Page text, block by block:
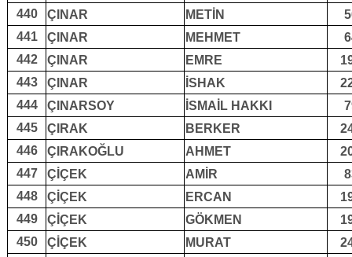
440 ÇINAR METİN
441
ÇINAR MEHMET
442
ÇINAR EMRE
443
ÇINAR İSHAK
444
ÇINARSOY İSMAİL HAKKI
445
ÇIRAK BERKER
446
ÇIRAKOĞLU AHMET
447
ÇİÇEK AMİR
448
ÇİÇEK ERCAN
449
ÇİÇEK GÖKMEN
450
ÇİÇEK MURAT